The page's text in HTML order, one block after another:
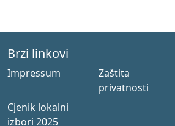
Brzi linkovi
Impressum
Zaštita
privatnosti
Cjenik lokalni
izbori 2025